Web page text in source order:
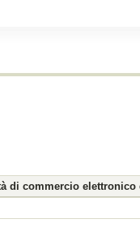
di commercio